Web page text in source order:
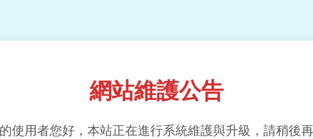
網站維護公告
使用者您好，本站正在進行系統維護與升級，請稍後